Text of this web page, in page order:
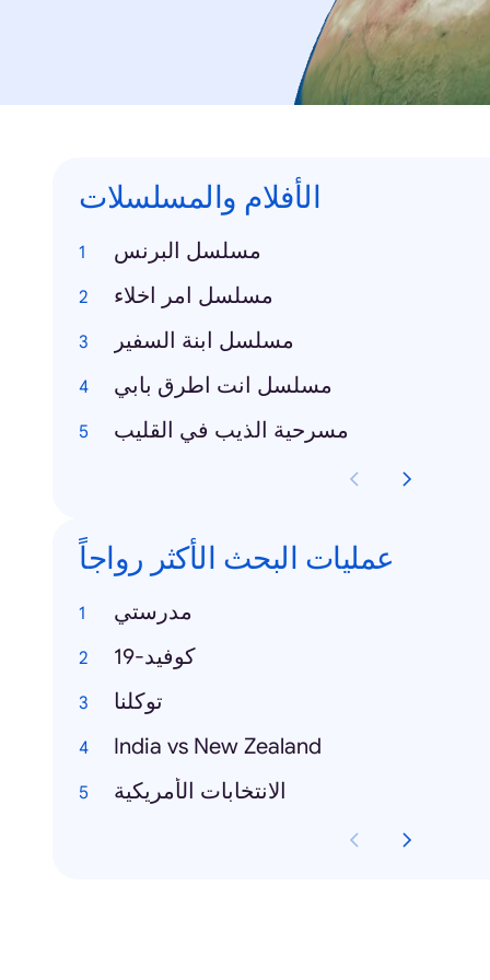
الأفلام والمسلسلات
مسلسل البرنس
مسلسل امر اخلاء
مسلسل ابنة السفير
مسلسل انت اطرق بابي
مسرحية الذيب في القليب
عمليات البحث الأكثر رواجاً
مدرستي
كوفيد-19
توكلنا
India vs New Zealand
الانتخابات الأمريكية